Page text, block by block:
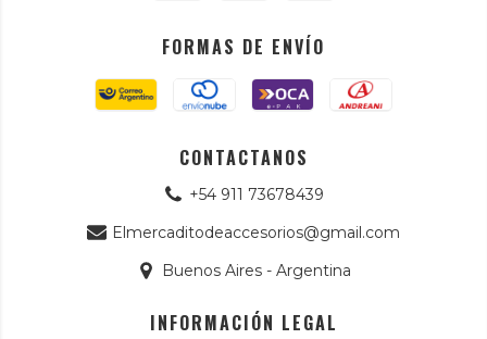
FORMAS DE ENVÍO
CONTACTANOS
+54 911 73678439
Elmercaditodeaccesorios@gmail.com
Buenos Aires - Argentina
INFORMACIÓN LEGAL